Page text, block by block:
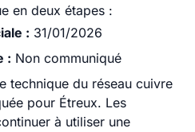
en deux étapes :
: 31/01/2026
: Non communiqué
technique du réseau cuivre
pour Étreux. Les
à utiliser une